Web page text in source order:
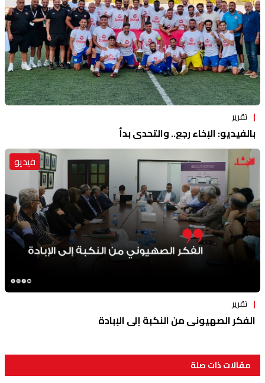
تقرير
بالفيديو: الإخاء رجع.. والتحدي بدأ
فيديو
تقرير
الفكر الصهيوني من النكبة إلى الإبادة
مقالات ذات صلة